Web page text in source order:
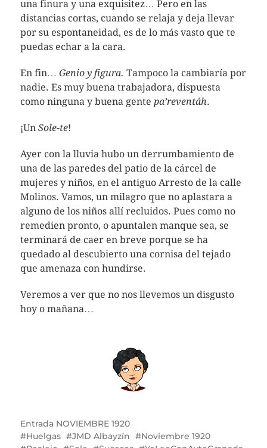
una finura y una exquisitez… Pero en las
distancias cortas, cuando se relaja y deja llevar
por su espontaneidad, es de lo más vasto que te
puedas echar a la cara.
En fin… Genio y figura. Tampoco la cambiaría por
nadie. Es muy buena trabajadora, dispuesta
como ninguna y buena gente pa’reventáh.
¡Un Sole-te!
Ayer con la lluvia hubo un derrumbamiento de
una de las paredes del patio de la cárcel de
mujeres y niños, en el antiguo Arresto de la calle
Molinos. Vamos, un milagro que no aplastara a
alguno de los niños allí recluidos. Pues como no
remedien pronto, o apuntalen manque sea, se
terminará de caer en breve porque se ha
quedado al descubierto una cornisa del tejado
que amenaza con hundirse.
Veremos a ver que no nos llevemos un disgusto
hoy o mañana…
Entrada NOVIEMBRE 1920
Huelgas
JMD Albayzín
Noviembre 1920